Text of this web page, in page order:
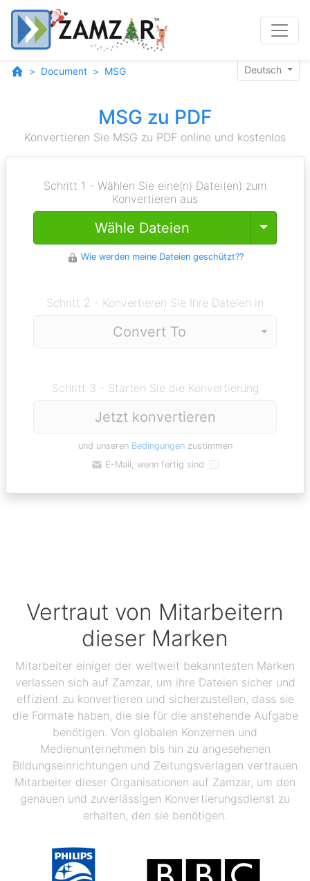
Document MSG Deutsch
MSG zu PDF
Konvertieren Sie MSG zu PDF online und kostenlos
Schritt 1 - Wählen Sie eine(n) Datei(en) zum
Konvertieren aus
Wähle Dateien Toggle
Wie werden meine Dateien geschützt??
Schritt 2 - Konvertieren Sie Ihre Dateien in
Schritt 3 - Starten Sie die Konvertierung
Jetzt konvertieren
und unseren Bedingungenzustimmen
E-Mail, wenn fertig sind
Vertraut von Mitarbeitern
dieser Marken
Mitarbeiter einiger der weltweit bekanntesten Marken
verlassen sich auf Zamzar, um ihre Dateien sicher und
effizient zu konvertieren und sicherzustellen, dass sie
die Formate haben, die sie für die anstehende Aufgabe
benötigen. Von globalen Konzernen und
Medienunternehmen bis hin zu angesehenen
Bildungseinrichtungen und Zeitungsverlagen vertrauen
Mitarbeiter dieser Organisationen auf Zamzar, um den
genauen und zuverlässigen Konvertierungsdienst zu
erhalten, den sie benötigen.